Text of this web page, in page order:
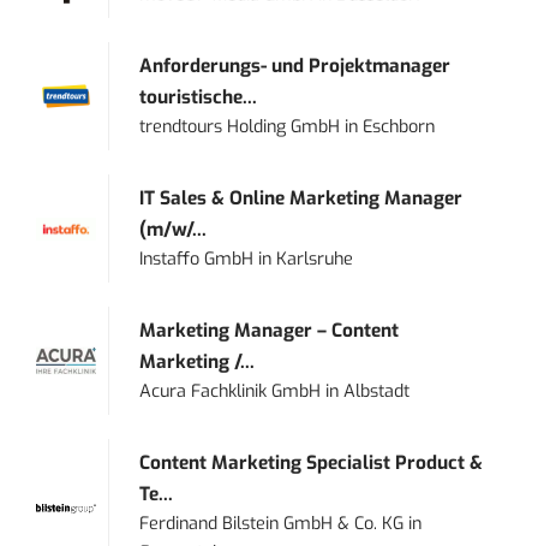
Anforderungs- und Projektmanager
touristische...
trendtours Holding GmbH in Eschborn
IT Sales & Online Marketing Manager
(m/w/...
Instaffo GmbH in Karlsruhe
Marketing Manager – Content
Marketing /...
Acura Fachklinik GmbH inAlbstadt
Content Marketing Specialist Product &
Te...
Ferdinand Bilstein GmbH & Co. KG in